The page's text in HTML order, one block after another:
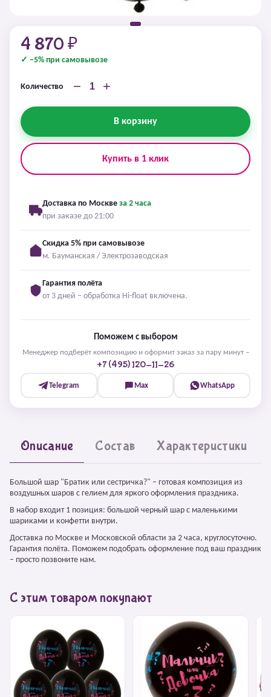
4 870 ₽
✓ −5% при самовывозе
Количество − +
В корзину
Купить в 1 клик
Доставка по Москве за 2 часа
при заказе до 21:00
Скидка 5% при самовывозе
м. Бауманская / Электрозаводская
Гарантия полёта
от 3 дней – обработка Hi-float включена.
Поможем с выбором
Менеджер подберёт композицию и оформит заказ за пару минут –
+7 (495) 120-11-26
Telegram Max WhatsApp
Описание Состав Характеристики
Большой шар "Братик или сестричка?" – готовая композиция из
воздушных шаров с гелием для яркого оформления праздника.
В набор входит 1 позиция: большой черный шар с маленькими
шариками и конфетти внутри.
Доставка по Москве и Московской области за 2 часа, круглосуточно.
Гарантия полёта. Поможем подобрать оформление под ваш праздник
– просто позвоните нам.
С этим товаром покупают